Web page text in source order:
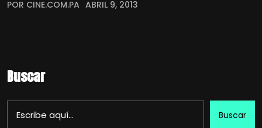
POR CINE.COM.PA ABRIL 9, 2013
Buscar
Buscar